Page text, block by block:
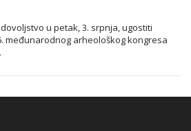
u petak, 3. srpnja, ugostiti
međunarodnog arheološkog kongresa